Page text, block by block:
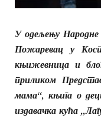
У одељењу
Пожаревац у
књижевница и
приликом
мама“, књига о
издавачка кућа